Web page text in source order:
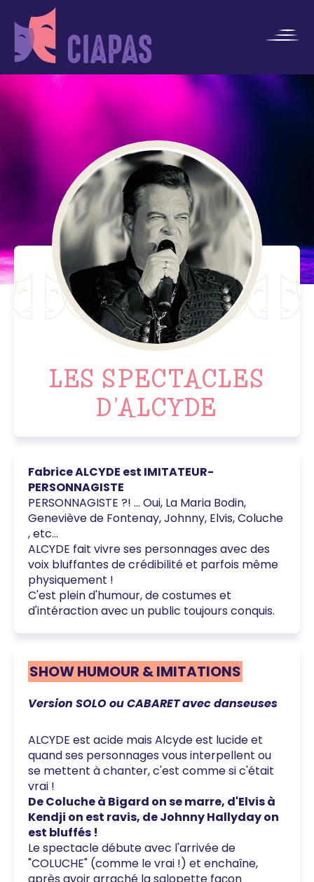
LES SPECTACLES
D’ALCYDE
Fabrice ALCYDE est IMITATEUR-
PERSONNAGISTE
PERSONNAGISTE ?! ... Oui, La Maria Bodin,
Geneviève de Fontenay, Johnny, Elvis, Coluche
, etc...
ALCYDE fait vivre ses personnages avec des
voix bluffantes de crédibilité et parfois même
physiquement !
C'est plein d'humour, de costumes et
d'intéraction avec un public toujours conquis.
SHOW HUMOUR & IMITATIONS
Version SOLO ou CABARET avec danseuses
ALCYDE est acide mais Alcyde est lucide et
quand ses personnages vous interpellent ou
se mettent à chanter, c'est comme si c'était
vrai !
De Coluche à Bigard on se marre, d'Elvis à
Kendji on est ravis, de Johnny Hallyday on
est bluffés !
Le spectacle débute avec l'arrivée de
"COLUCHE" (comme le vrai !) et enchaîne,